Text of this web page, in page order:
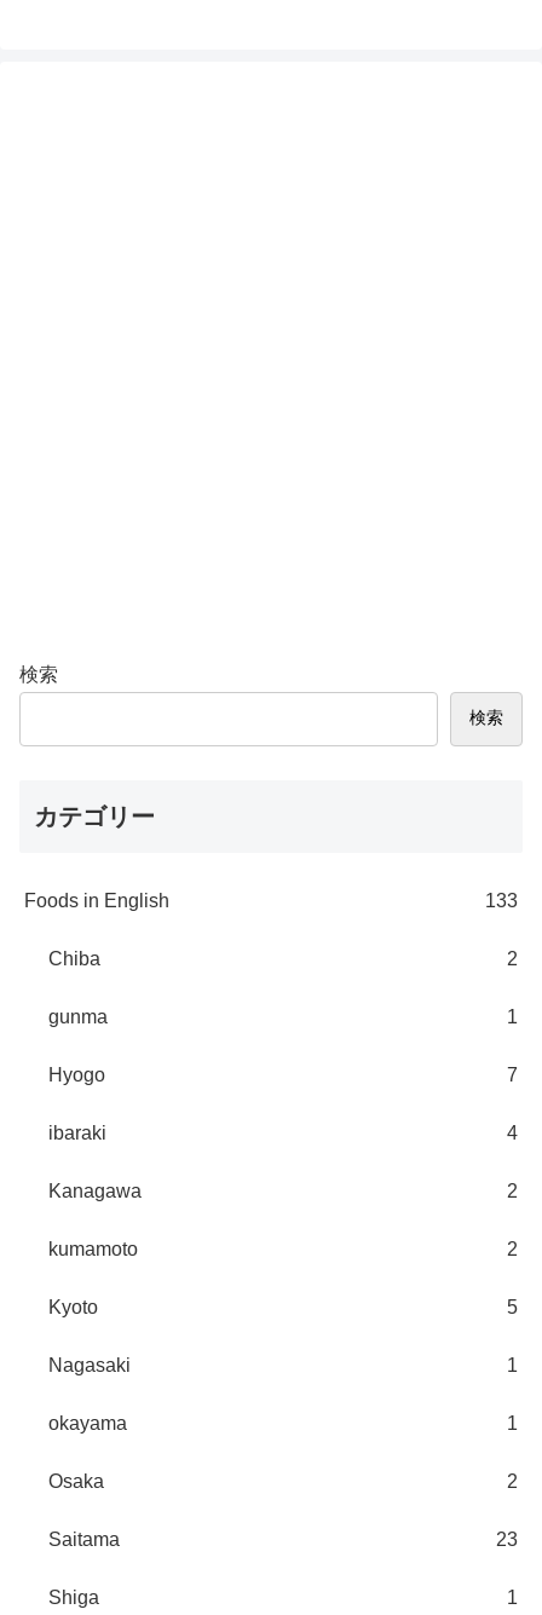
検索
検索
カテゴリー
Foods in English 133
Chiba 2
gunma 1
Hyogo 7
ibaraki 4
Kanagawa 2
kumamoto 2
Kyoto 5
Nagasaki 1
okayama 1
Osaka 2
Saitama 23
Shiga 1